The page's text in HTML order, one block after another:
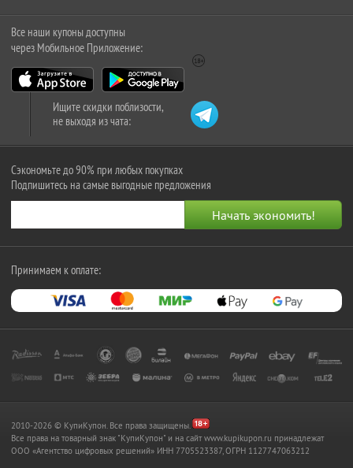
Все наши купоны доступны
через Мобильное Приложение:
Ищите скидки поблизости,
не выходя из чата:
Сэкономьте до 90% при любых покупках
Подпишитесь на самые выгодные предложения
Принимаем к оплате:
2010-2026 © КупиКупон. Все права защищены.
Все права на товарный знак "КупиКупон" и на сайт www.kupikupon.ru принадлежат
OOO «Агентство цифровых решений» ИНН 7705523387, ОГРН 1127747063212